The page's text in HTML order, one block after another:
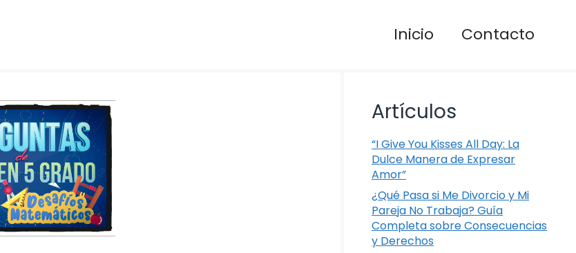
Inicio Contacto
Artículos
“I Give You Kisses All Day: La
Dulce Manera de Expresar
Amor”
¿Qué Pasa si Me Divorcio y Mi
Pareja No Trabaja? Guía
Completa sobre Consecuencias
y Derechos